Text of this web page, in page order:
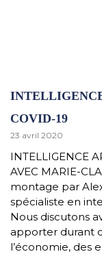
COVID-19
23 avril 2020
INTELLIGENCE
AVEC MARIE-
montage par
spécialiste en
Nous discutons
apporter durant
l’économie, des